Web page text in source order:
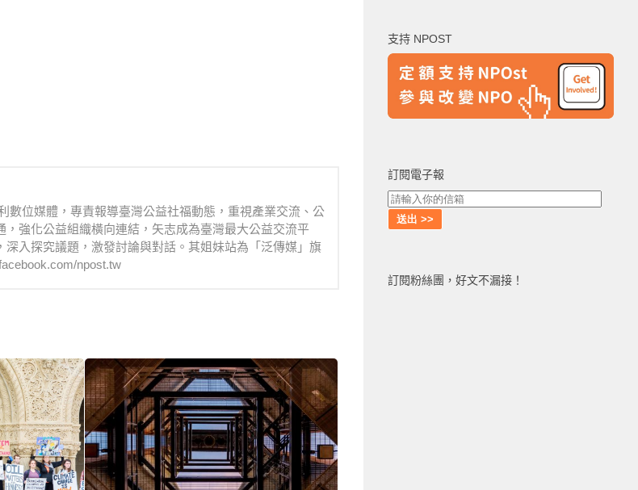
位媒體，專責報導臺灣公益社福動態，重視產業交流、公
強化公益組織橫向連結，矢志成為臺灣最大公益交流平
入探究議題，激發討論與對話。其姐妹站為「泛傳媒」旗
npost.tw
字:
支持 NPOST
訂閱電子報
訂閱粉絲團，好文不漏接！